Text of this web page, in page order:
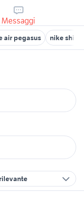
Messaggi
air pegasus nike shield